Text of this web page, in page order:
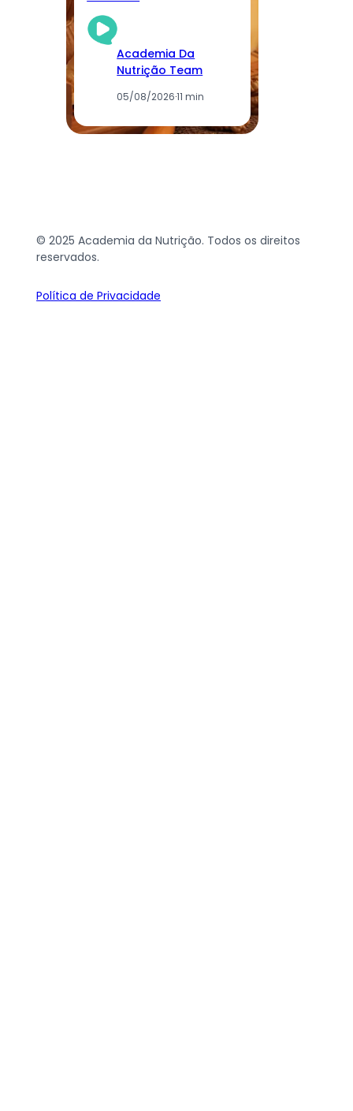
Academia Da
Nutrição Team
05/08/2026·11 min
© 2025 Academia da Nutrição. Todos os direitos
reservados.
Política de Privacidade